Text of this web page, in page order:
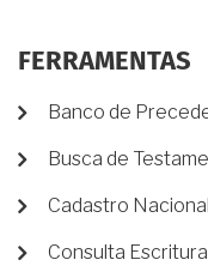
FERRAMENTAS
Banco de
Busca de
Cadastro
Consulta